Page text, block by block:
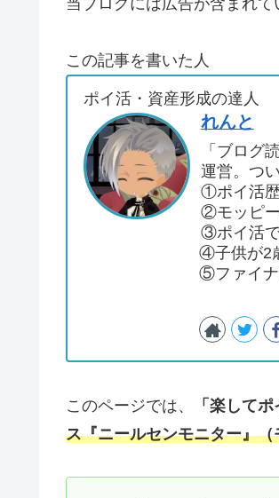
この記事を書いた人
ポイ活・資産形成の達人
れんと
「ブログ
運営。つ
①ポイ活
②モッピー
③ポイ活
④子供が2
⑤ファイナ
このページでは、 「楽してポ
ス『ニールセンモニター』